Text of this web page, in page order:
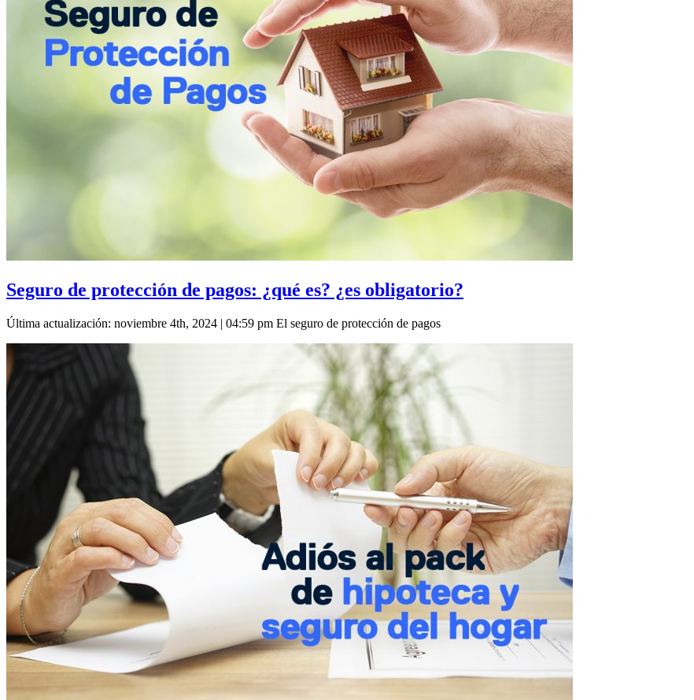
Seguro de protección de pagos: ¿qué es? ¿es obligatorio?
Última actualización: noviembre 4th, 2024 | 04:59 pm El seguro de protección de pagos